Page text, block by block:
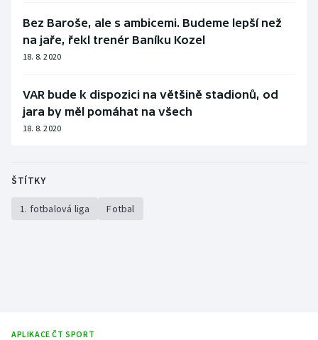
Bez Baroše, ale s ambicemi. Budeme lepší než
na jaře, řekl trenér Baníku Kozel
18. 8. 2020
VAR bude k dispozici na většině stadionů, od
jara by měl pomáhat na všech
18. 8. 2020
ŠTÍTKY
1. fotbalová liga Fotbal
APLIKACE ČT SPORT